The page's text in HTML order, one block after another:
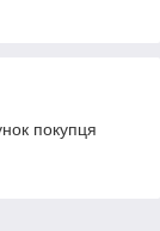
покупця